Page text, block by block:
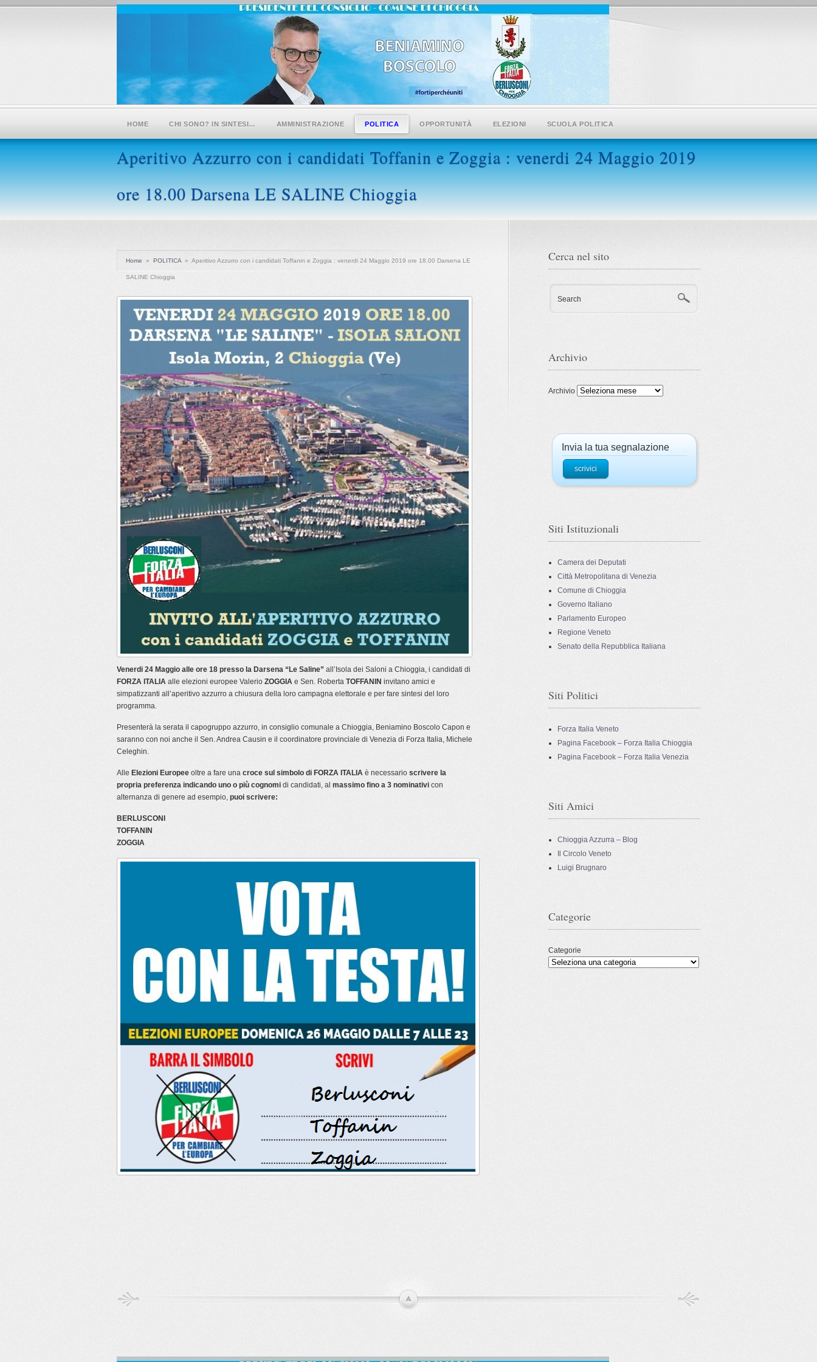
HOME CHI SONO? IN SINTESI… AMMINISTRAZIONE POLITICA OPPORTUNITÀ ELEZIONI SCUOLA POLITICA
Aperitivo Azzurro con i candidati Toffanin e Zoggia : venerdi 24 Maggio 2019
ore 18.00 Darsena LE SALINE Chioggia
Home » POLITICA » Aperitivo Azzurro con i candidati Toffanin e Zoggia : venerdi 24 Maggio 2019 ore 18.00 Darsena LE
SALINE Chioggia
Venerdi 24 Maggio alle ore 18 presso la Darsena “Le Saline” all’Isola dei Saloni a Chioggia, i candidati di
FORZA ITALIA alle elezioni europee Valerio ZOGGIA e Sen. Roberta TOFFANIN invitano amici e
simpatizzanti all’aperitivo azzurro a chiusura della loro campagna elettorale e per fare sintesi del loro
programma.
Presenterà la serata il capogruppo azzurro, in consiglio comunale a Chioggia, Beniamino Boscolo Capon e
saranno con noi anche il Sen. Andrea Causin e il coordinatore provinciale di Venezia di Forza Italia, Michele
Celeghin.
Alle Elezioni Europee oltre a fare una croce sul simbolo di FORZA ITALIA è necessario scrivere la
propria preferenza indicando uno o più cognomi di candidati, al massimo fino a 3 nominativi con
alternanza di genere ad esempio, puoi scrivere:
BERLUSCONI
TOFFANIN
ZOGGIA
Cerca nel sito
Search
Archivio
Archivio
Invia la tua segnalazione
scrivici
Siti Istituzionali
Camera dei Deputati
Città Metropolitana di Venezia
Comune di Chioggia
Governo Italiano
Parlamento Europeo
Regione Veneto
Senato della Repubblica Italiana
Siti Politici
Forza Italia Veneto
Pagina Facebook – Forza Italia Chioggia
Pagina Facebook – Forza Italia Venezia
Siti Amici
Chioggia Azzurra – Blog
Il Circolo Veneto
Luigi Brugnaro
Categorie
Categorie